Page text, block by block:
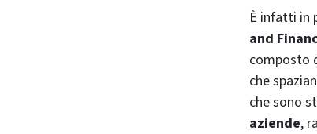
È infatti in
and
composto
che
che sono
aziende,